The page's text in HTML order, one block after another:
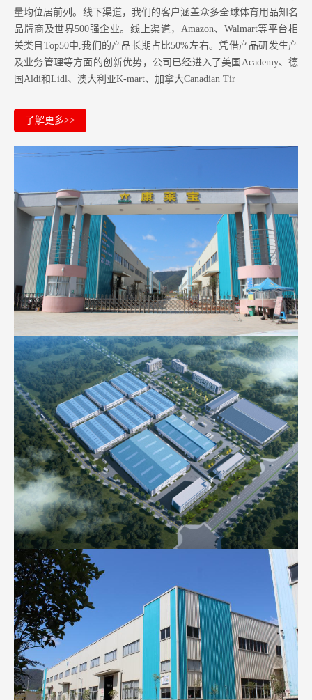
量均位居前列。 线下渠道，我们的客户涵盖众多全球体育用品知名
品牌商及世界500强企业。 线上渠道，Amazon、Walmart等平台相
关类目Top50中,我们的产品长期占比50%左右。凭借产品研发生产
及业务管理等方面的创新优势，公司已经进入了美国Academy、德
国Aldi和Lidl、澳大利亚K-mart、加拿大Canadian Tir···
了解更多>>